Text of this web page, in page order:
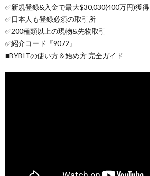
✅新規登録&入金で最大$30,030(400万円)獲得
✅日本人も登録必須の取引所
✅200種類以上の現物&先物取引
✅紹介コード『9072』
■BYBITの使い方＆始め方 完全ガイド